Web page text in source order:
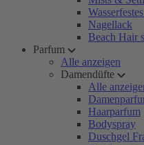
Nagellack
Beach Hair
Parfum
Alle anzeigen
Damendüfte
Alle
Haarparfum
Bodyspray
Duschgel